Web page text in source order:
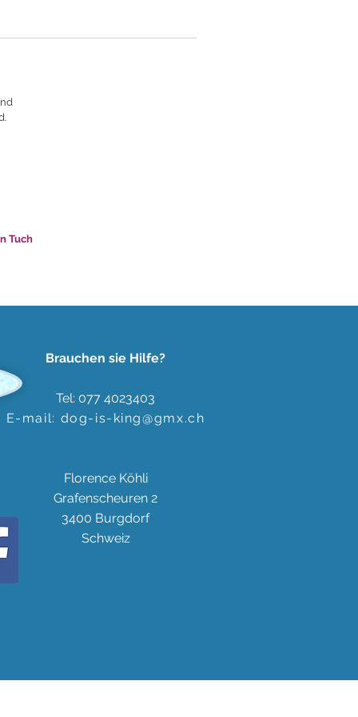
Tuch
Brauchen sie Hilfe?
Tel: 077 4023403
E-mail: dog-is-king@gmx.ch
Florence Köhli
Grafenscheuren 2
3400 Burgdorf
Schweiz